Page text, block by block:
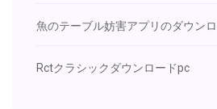
魚のテーブル妨害アプリのダウン
Rctクラシックダウンロードpc